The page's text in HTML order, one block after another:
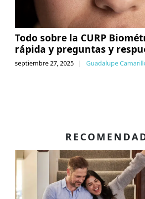
Todo sobre la CURP
rápida y preguntas y
septiembre 27, 2025 | Guadalupe